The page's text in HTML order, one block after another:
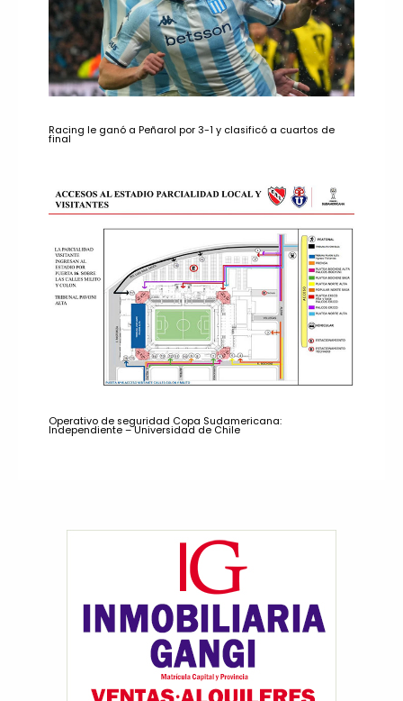
Racing le ganó a Peñarol por 3-1 y clasificó a cuartos de
final
Operativo de seguridad Copa Sudamericana:
Independiente – Universidad de Chile